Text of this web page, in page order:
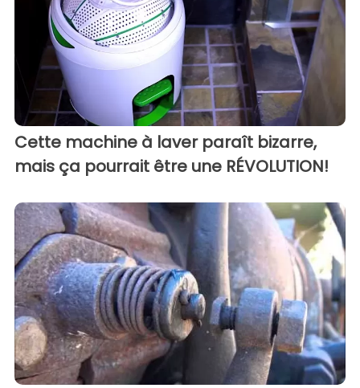
Cette machine à laver paraît bizarre,
mais ça pourrait être une RÉVOLUTION!